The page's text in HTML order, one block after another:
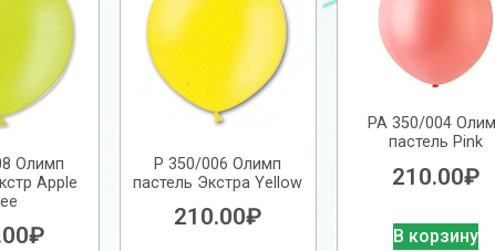
Олимп
Apple
₽
Р 350/006 Олимп
пастель Экстра Yellow
210.00₽
РА 350/004
пастель Pink
210.00₽
В корзину